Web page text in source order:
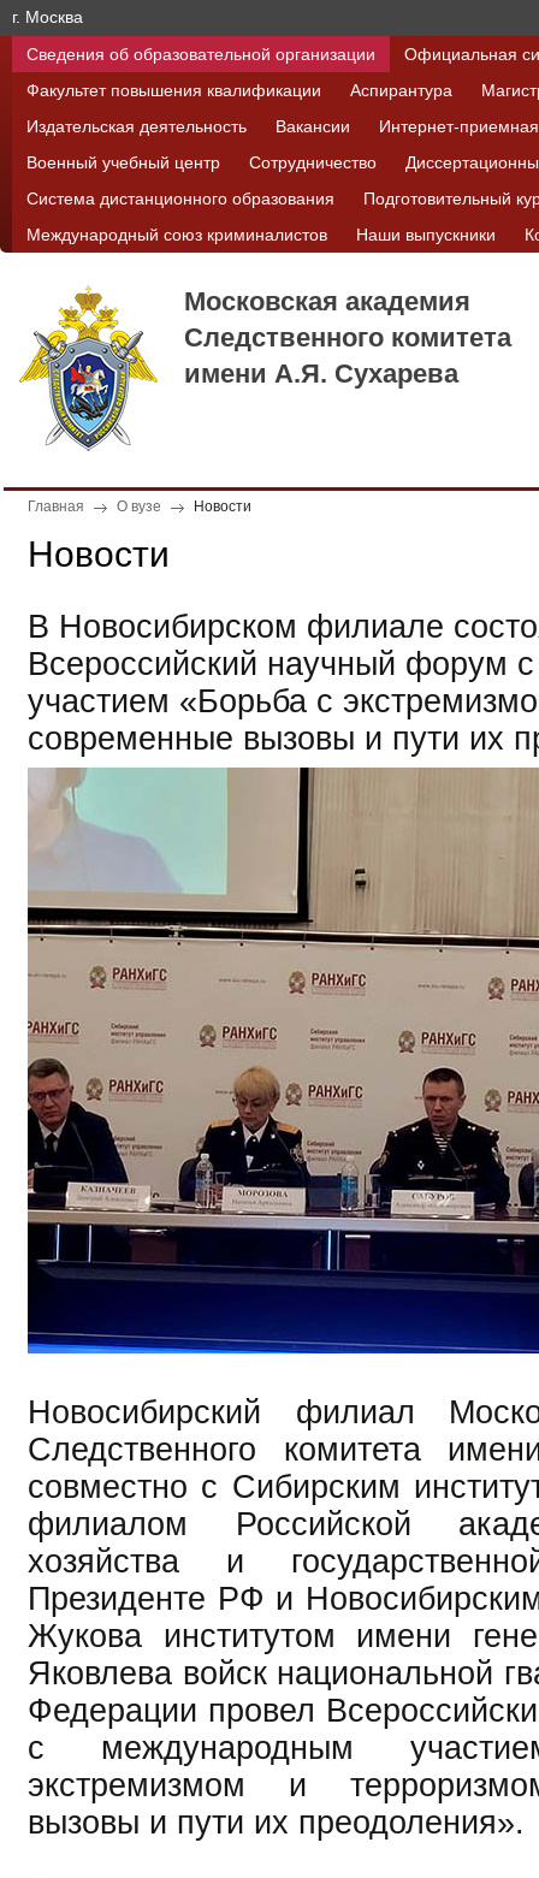
г. Москва
Сведения об образовательной организации
Официальная
Факультет повышения квалификации
Аспирантура
Издательская деятельность
Вакансии
Интернет-приемная
Военный учебный центр
Сотрудничество
Система дистанционного образования
Подготовительный
Международный союз криминалистов
Наши выпускники
Московская академия
Следственного комитета
имени А.Я. Сухарева
Главная О вузе Новости
Новости
В Новосибирском филиале
Всероссийский научный форум
участием «Борьба с
современные вызовы и пути их
Новосибирский филиал
Следственного комитета
совместно с Сибирским
филиалом Российской
хозяйства и
Президенте РФ и
Жукова институтом имени
Яковлева войск национальной
Федерации провел
с международным
экстремизмом и
вызовы и пути их преодоления».